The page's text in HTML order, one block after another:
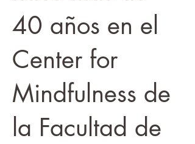
40 años en el
Center for
Mindfulness de
la Facultad de